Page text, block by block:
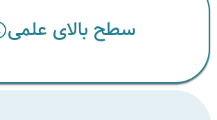
سطح بالای علمی